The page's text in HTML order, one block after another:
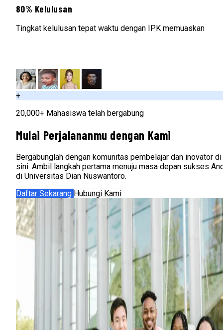
80% Kelulusan
Tingkat kelulusan tepat waktu dengan IPK memuaskan
+
20,000+ Mahasiswa telah bergabung
Mulai Perjalananmu dengan Kami
Bergabunglah dengan komunitas pembelajar dan inovator di
sini. Ambil langkah pertama menuju masa depan sukses
di Universitas Dian Nuswantoro.
Daftar Sekarang Hubungi Kami